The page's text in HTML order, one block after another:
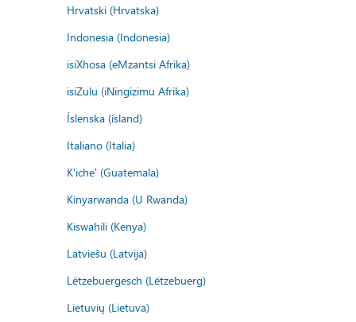
Hrvatski (Hrvatska)
Indonesia (Indonesia)
isiXhosa (eMzantsi Afrika)
isiZulu (iNingizimu Afrika)
Íslenska (ísland)
Italiano (Italia)
K'iche' (Guatemala)
Kinyarwanda (U Rwanda)
Kiswahili (Kenya)
Latviešu (Latvija)
Lëtzebuergesch (Lëtzebuerg)
Lietuvių (Lietuva)